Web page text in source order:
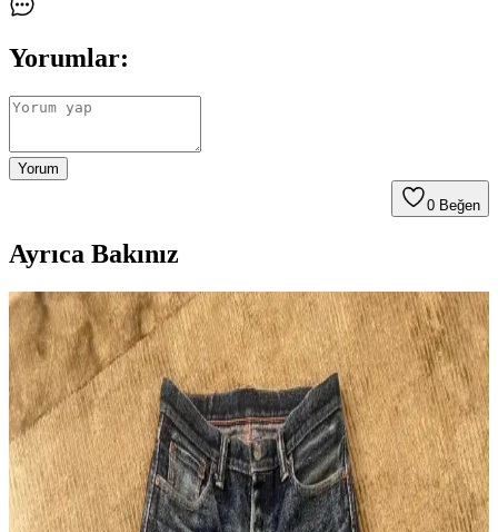
Yorumlar:
Yorum
0 Beğen
Ayrıca Bakınız
Unbranded UB701 Raw Selvedge Denim: Geniş
Paça Kesim, Konfor ve Bakım Rehberi
Unbranded UB701, geniş paça raw selvedge denim pantolon olarak
sert kumaşı zamanla yumuşar. Kesim özellikleri, manşet detayları ve
bakım önerileriyle uzun ömürlü kullanım sağlar.
Naked & Famous Red Elephant Denim: 14 Ay
Kullanımda Renk Solması ve Kumaş Özellikleri